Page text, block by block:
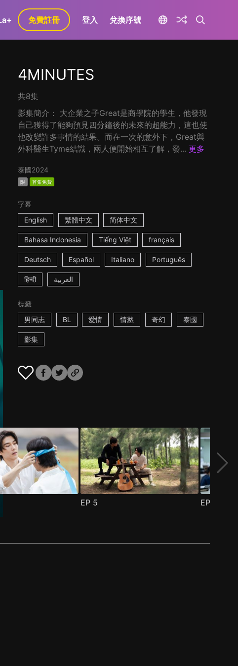
免費註冊 登入 兌換序號
4MINUTES
共8集
影集簡介： 大企業之子Great是商學院的學生，他發現
自己獲得了能夠預見四分鐘後的未來的超能力，這也使
他改變許多事情的結果。而在一次的意外下，Great與
外科醫生Tyme結識，兩人便開始相互了解，發... 更多
泰國2024
限 首集免費
字幕
English
繁體中文 简体中文
Bahasa Indonesia Tiếng Việt français
Deutsch Español Italiano Português
हिन्दी العربية
標籤
男同志
BL 愛情 情慾 奇幻 泰國
影集
EP 5 EP